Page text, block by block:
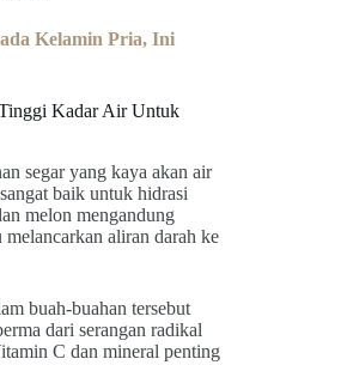
Kelamin Pria, Ini
Kadar Air Untuk
segar yang kaya akan air
baik untuk hidrasi
melon mengandung
aliran darah ke
buah-buahan tersebut
dari serangan radikal
C dan mineral penting